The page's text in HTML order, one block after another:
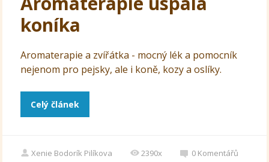
koníka
Aromaterapie a zvířátka - mocný lék a pomocník
nejenom pro pejsky, ale i koně, kozy a oslíky.
Celý článek
Xenie Bodorík Pilíkova 2390x 0 Komentářů